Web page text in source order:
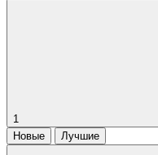
1
Новые
Лучшие